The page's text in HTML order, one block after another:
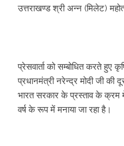
उत्तराखण्ड श्री अन्न (मिलेट)
प्रेसवार्ता को सम्बोधित करते हुए
प्रधानमंत्री नरेन्द्र मोदी जी की
भारत सरकार के प्रस्ताव के क्रम
वर्ष के रूप में मनाया जा रहा है।